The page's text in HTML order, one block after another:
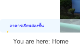
อาคารเรียนสองชั้น
You are here: Home